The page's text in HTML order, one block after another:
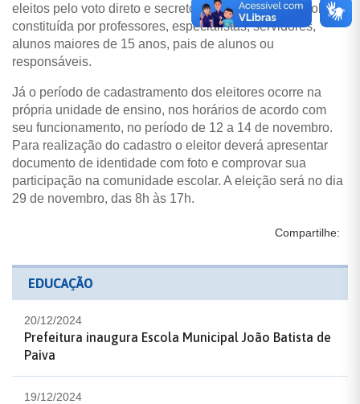
eleitos pelo voto direto e secreto da comunidade escolar,
constituída por professores, especialistas, servidores,
alunos maiores de 15 anos, pais de alunos ou
responsáveis.
Já o período de cadastramento dos eleitores ocorre na
própria unidade de ensino, nos horários de acordo com
seu funcionamento, no período de 12 a 14 de novembro.
Para realização do cadastro o eleitor deverá apresentar
documento de identidade com foto e comprovar sua
participação na comunidade escolar. A eleição será no dia
29 de novembro, das 8h às 17h.
Compartilhe:
EDUCAÇÃO
20/12/2024
Prefeitura inaugura Escola Municipal João Batista de
Paiva
19/12/2024